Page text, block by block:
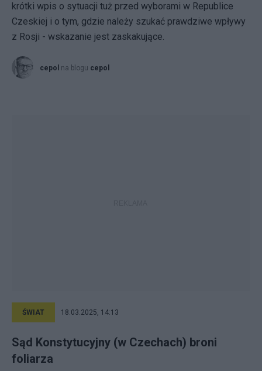
krótki wpis o sytuacji tuż przed wyborami w Republice
Czeskiej i o tym, gdzie należy szukać prawdziwe wpływy
z Rosji - wskazanie jest zaskakujące.
cepol na blogu cepol
ŚWIAT 18.03.2025, 14:13
Sąd Konstytucyjny (w Czechach) broni
foliarza